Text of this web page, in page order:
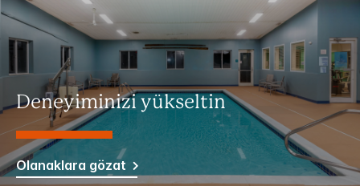
Deneyiminizi yükseltin
Olanaklara gözat